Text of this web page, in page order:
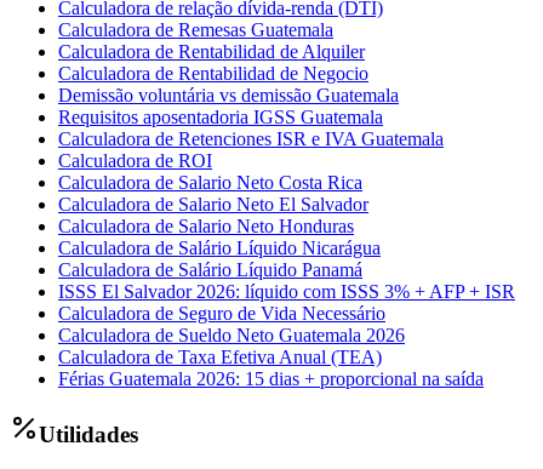
Calculadora de relação dívida-renda (DTI)
Calculadora de Remesas Guatemala
Calculadora de Rentabilidad de Alquiler
Calculadora de Rentabilidad de Negocio
Demissão voluntária vs demissão Guatemala
Requisitos aposentadoria IGSS Guatemala
Calculadora de Retenciones ISR e IVA Guatemala
Calculadora de ROI
Calculadora de Salario Neto Costa Rica
Calculadora de Salario Neto El Salvador
Calculadora de Salario Neto Honduras
Calculadora de Salário Líquido Nicarágua
Calculadora de Salário Líquido Panamá
ISSS El Salvador 2026: líquido com ISSS 3% + AFP + ISR
Calculadora de Seguro de Vida Necessário
Calculadora de Sueldo Neto Guatemala 2026
Calculadora de Taxa Efetiva Anual (TEA)
Férias Guatemala 2026: 15 dias + proporcional na saída
Utilidades